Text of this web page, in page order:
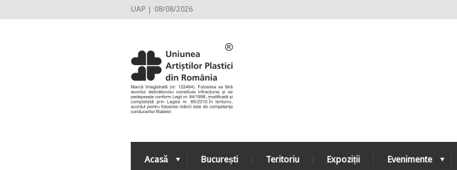
UAP | 08/08/2026
Acasă București Teritoriu Expoziții Evenimente